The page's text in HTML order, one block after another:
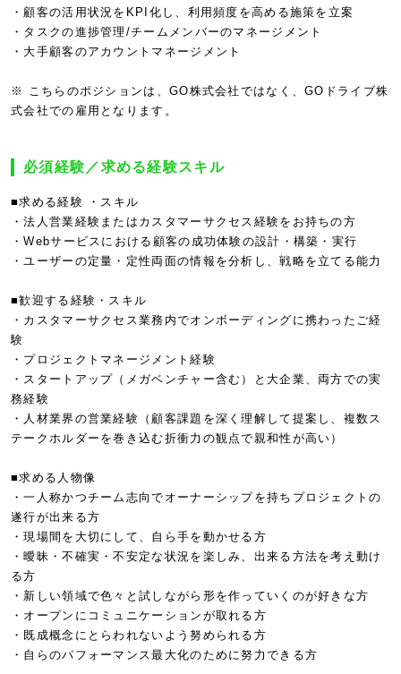
・顧客の活用状況をKPI化し、利用頻度を高める施策を立案
・タスクの進捗管理/チームメンバーのマネージメント
・大手顧客のアカウントマネージメント
※ こちらのポジションは、GO株式会社ではなく、GOドライブ株
式会社での雇用となります。
必須経験／求める経験スキル
■求める経験 ・スキル
・法人営業経験またはカスタマーサクセス経験をお持ちの方
・Webサービスにおける顧客の成功体験の設計・構築・実行
・ユーザーの定量・定性両面の情報を分析し、戦略を立てる能力
■歓迎する経験・スキル
・カスタマーサクセス業務内でオンボーディングに携わったご経
験
・プロジェクトマネージメント経験
・スタートアップ（メガベンチャー含む）と大企業、両方での実
務経験
・人材業界の営業経験（顧客課題を深く理解して提案し、複数ス
テークホルダーを巻き込む折衝力の観点で親和性が高い）
■求める人物像
・一人称かつチーム志向でオーナーシップを持ちプロジェクトの
遂行が出来る方
・現場間を大切にして、自ら手を動かせる方
・曖昧・不確実・不安定な状況を楽しみ、出来る方法を考え動け
る方
・新しい領域で色々と試しながら形を作っていくのが好きな方
・オープンにコミュニケーションが取れる方
・既成概念にとらわれないよう努められる方
・自らのパフォーマンス最大化のために努力できる方